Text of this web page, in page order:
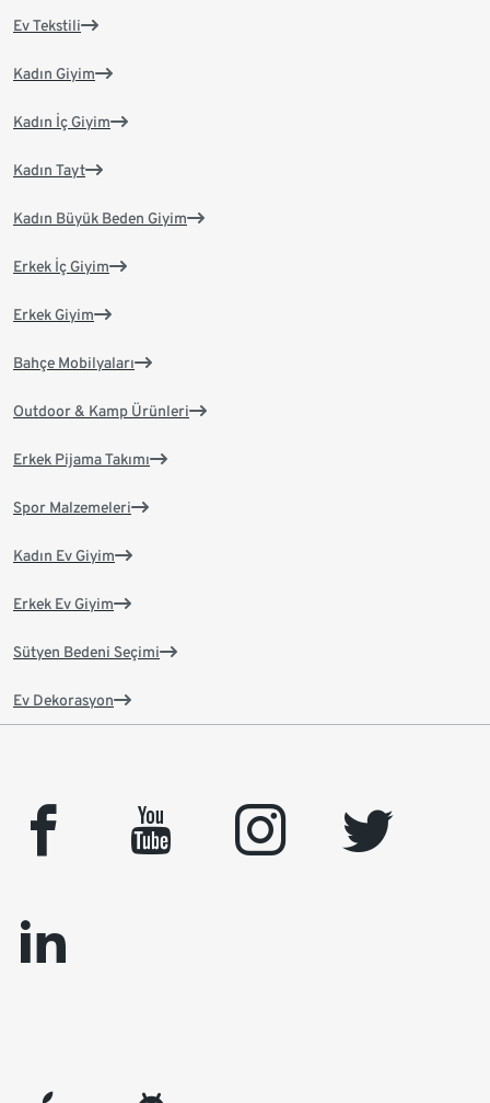
Ev Tekstili
Kadın Giyim
Kadın İç Giyim
Kadın Tayt
Kadın Büyük Beden Giyim
Erkek İç Giyim
Erkek Giyim
Bahçe Mobilyaları
Outdoor & Kamp Ürünleri
Erkek Pijama Takımı
Spor Malzemeleri
Kadın Ev Giyim
Erkek Ev Giyim
Sütyen Bedeni Seçimi
Ev Dekorasyon
facebook youtube instagram
twitter
linkedin